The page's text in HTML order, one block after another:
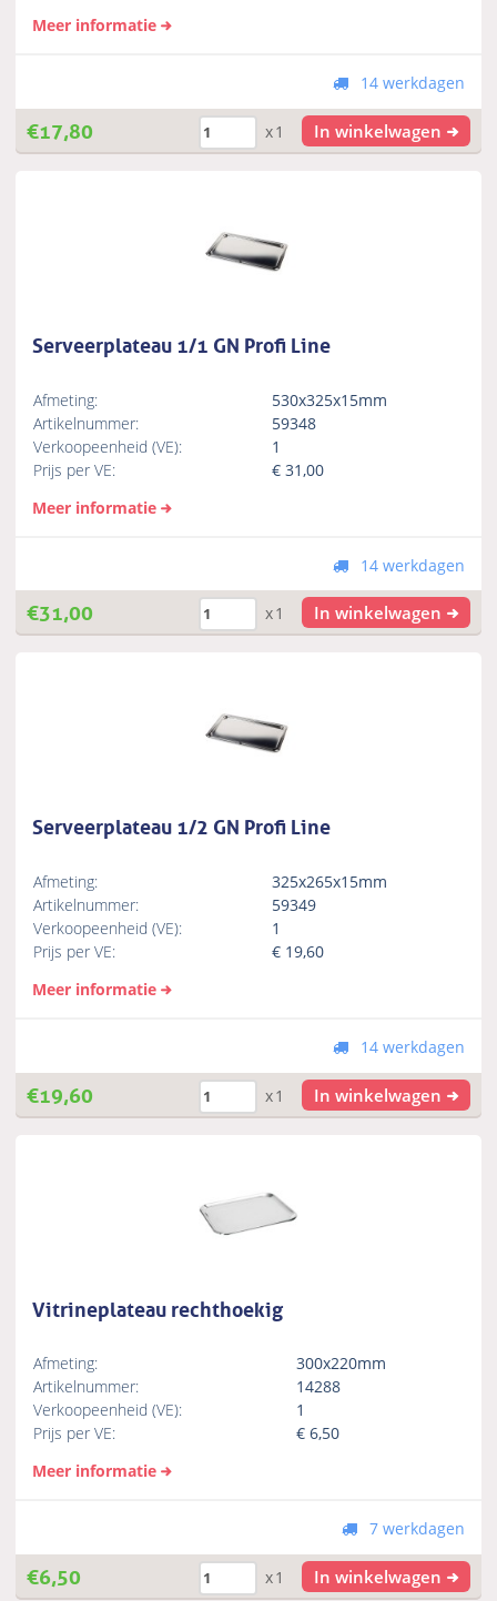
Meer informatie
14 werkdagen
€17,80 x1 In winkelwagen
Serveerplateau 1/1 GN Profi Line
Afmeting:
530x325x15mm
Artikelnummer:
59348
Verkoopeenheid (VE):
1
Prijs per VE:
€31,00
Meer informatie
14 werkdagen
€31,00 x1 In winkelwagen
Serveerplateau 1/2 GN Profi Line
Afmeting:
325x265x15mm
Artikelnummer:
59349
Verkoopeenheid (VE):
1
Prijs per VE:
€ 19,60
Meer informatie
14 werkdagen
€19,60 x1 In winkelwagen
Vitrineplateau rechthoekig
Afmeting:
300x220mm
Artikelnummer:
14288
Verkoopeenheid (VE):
1
Prijs per VE:
€6,50
Meer informatie
7 werkdagen
€6,50 x1 In winkelwagen